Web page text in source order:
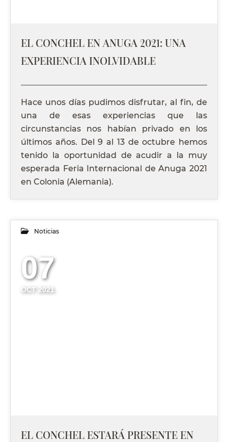
EL CONCHEL EN ANUGA 2021: UNA
EXPERIENCIA INOLVIDABLE
Hace unos días pudimos disfrutar, al fin, de
una de esas experiencias que las
circunstancias nos habían privado en los
últimos años. Del 9 al 13 de octubre hemos
tenido la oportunidad de acudir a la muy
esperada Feria Internacional de Anuga 2021
en Colonia (Alemania).
Noticias
07
OCT 2021
EL CONCHEL ESTARÁ PRESENTE EN